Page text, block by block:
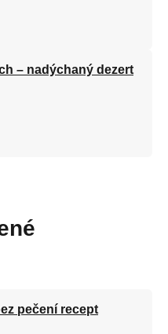
– nadýchaný dezert
pečení recept